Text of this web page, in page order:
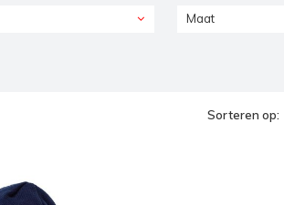
Maat
Sorteren op: